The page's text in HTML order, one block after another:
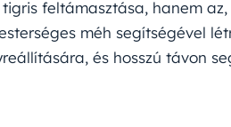
feltámasztása, hanem
méh segítségével
és hosszú távon